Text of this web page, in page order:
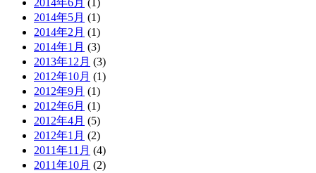
2014年6月 (1)
2014年5月 (1)
2014年2月 (1)
2014年1月 (3)
2013年12月 (3)
2012年10月 (1)
2012年9月 (1)
2012年6月 (1)
2012年4月 (5)
2012年1月 (2)
2011年11月 (4)
2011年10月 (2)